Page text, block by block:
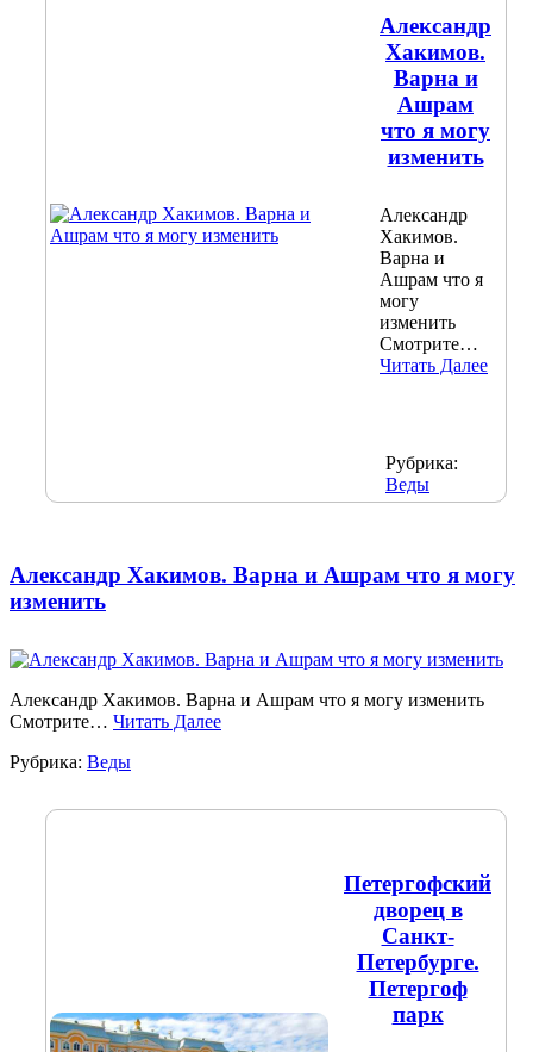
Александр
Хакимов.
Варна и
Ашрам
что я могу
изменить
Александр
Хакимов.
Варна и
Ашрам что я
могу
изменить
Смотрите…
Читать Далее
Рубрика:
Веды
Александр Хакимов. Варна и Ашрам что я могу
изменить
Александр Хакимов. Варна и Ашрам что я могу изменить
Смотрите… Читать Далее
Рубрика: Веды
Петергофский
дворец в
Санкт-
Петербурге.
Петергоф
парк